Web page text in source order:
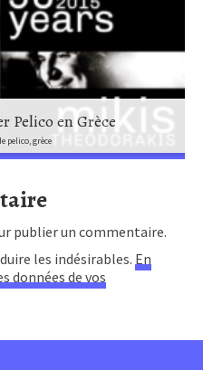
Pelico en Grèce
pelico, grèce
publier un commentaire.
les indésirables. En
données de vos